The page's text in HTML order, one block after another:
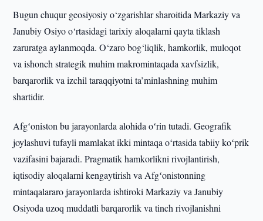
Bugun chuqur geosiyosiy o‘zgarishlar sharoitida Markaziy va
Janubiy Osiyo o‘rtasidagi tarixiy aloqalarni qayta tiklash
zaruratga aylanmoqda. O‘zaro bog‘liqlik, hamkorlik, muloqot
va ishonch strategik muhim makromintaqada xavfsizlik,
barqarorlik va izchil taraqqiyotni ta’minlashning muhim
shartidir.
Afgʻoniston bu jarayonlarda alohida oʻrin tutadi. Geografik
joylashuvi tufayli mamlakat ikki mintaqa oʻrtasida tabiiy koʻprik
vazifasini bajaradi. Pragmatik hamkorlikni rivojlantirish,
iqtisodiy aloqalarni kengaytirish va Afgʻonistonning
mintaqalararo jarayonlarda ishtiroki Markaziy va Janubiy
Osiyoda uzoq muddatli barqarorlik va tinch rivojlanishni